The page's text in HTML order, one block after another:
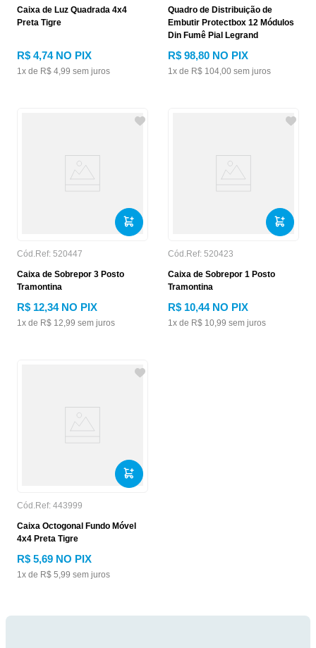
Caixa de Luz Quadrada 4x4
Preta Tigre
R$ 4,74NO PIX
1x de R$ 4,99 sem juros
Quadro de Distribuição de
Embutir Protectbox 12 Módulos
Din Fumê Pial Legrand
R$ 98,80 NO PIX
1x de R$ 104,00 sem juros
Cód.Ref: 520447
Caixa de Sobrepor 3 Posto
Tramontina
R$ 12,34NO PIX
1x de R$ 12,99 sem juros
Cód.Ref: 520423
Caixa de Sobrepor 1 Posto
Tramontina
R$ 10,44NO PIX
1x de R$ 10,99 sem juros
Cód.Ref: 443999
Caixa Octogonal Fundo Móvel
4x4 Preta Tigre
R$ 5,69 NO PIX
1x de R$ 5,99 sem juros